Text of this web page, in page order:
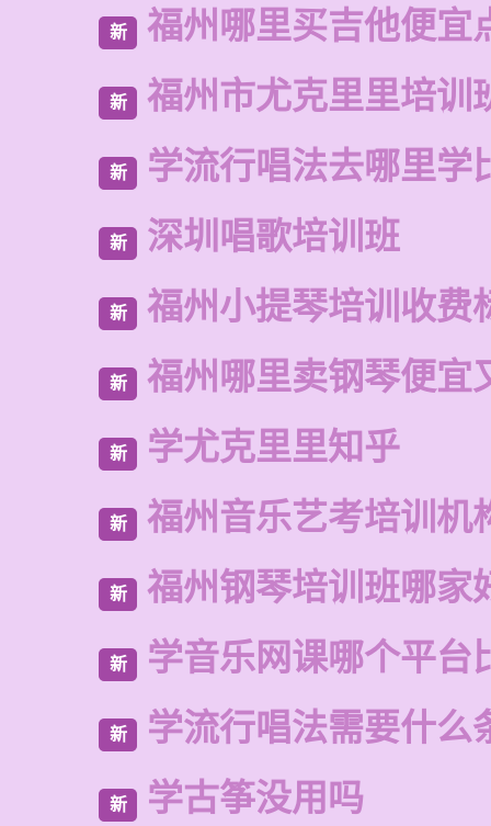
新 福州哪里买吉他便宜
新 福州市尤克里里培训
新 学流行唱法去哪里学
新 深圳唱歌培训班
新 福州小提琴培训收费
新 福州哪里卖钢琴便宜
新 学尤克里里知乎
新 福州音乐艺考培训机
新 福州钢琴培训班哪家
新 学音乐网课哪个平台
新 学流行唱法需要什么
新 学古筝没用吗